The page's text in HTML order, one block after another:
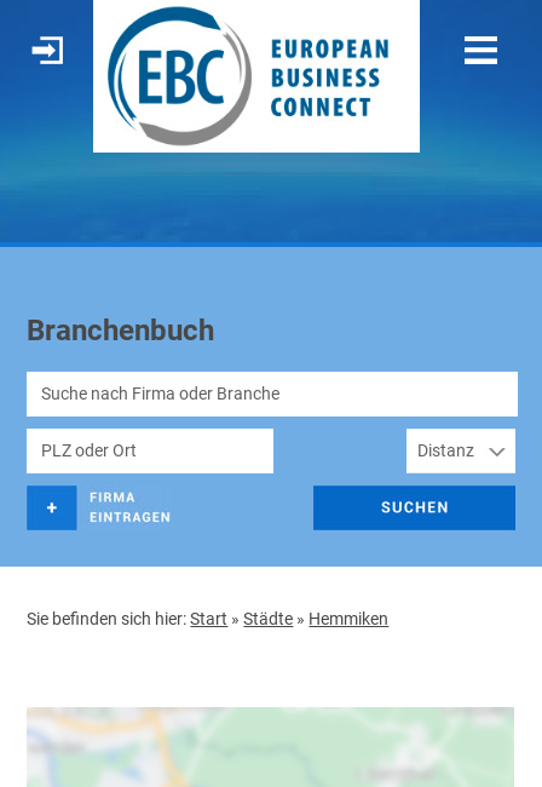
Branchenbuch
Sie befinden sich hier:Start »Städte » Hemmiken